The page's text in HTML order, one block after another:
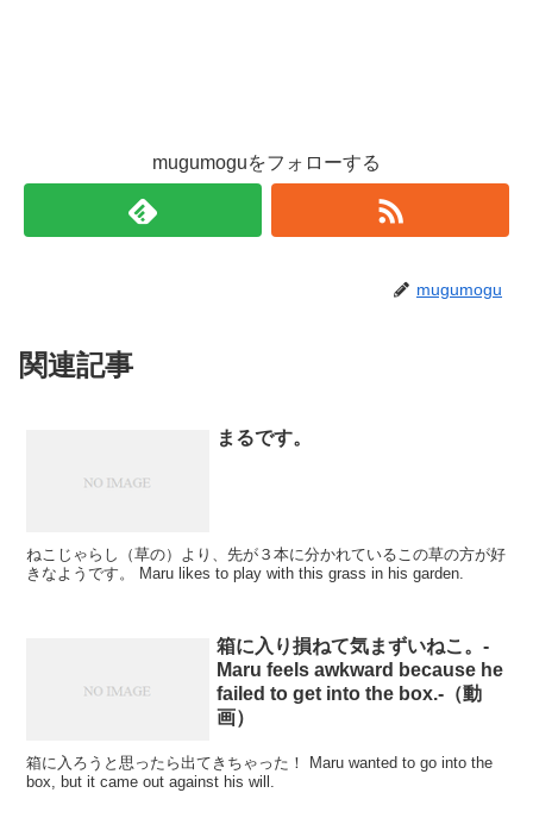
mugumoguをフォローする
mugumogu
関連記事
まるです。
ねこじゃらし（草の）より、先が３本に分かれているこの草の方が好
きなようです。 Maru likes to play with this grass in his garden.
箱に入り損ねて気まずいねこ。-
Maru feels awkward because he
failed to get into the box.-（動
画）
箱に入ろうと思ったら出てきちゃった！ Maru wanted to go into the
box, but it came out against his will.